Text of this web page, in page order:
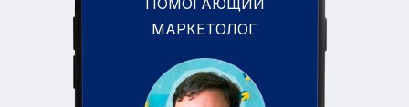
ПОМОГАЮЩИЙ
МАРКЕТОЛОГ